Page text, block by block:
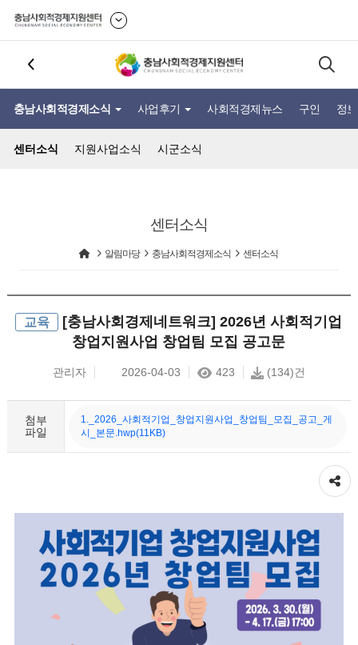
충남사회적경제소식 사업후기 사회적경제뉴스 구인 정
센터소식 지원사업소식 시군소식
센터소식
알림마당 충남사회적경제소식 센터소식
교육
[충남사회경제네트워크] 2026년 사회적기업
창업지원사업 창업팀 모집 공고문
관리자 2026-04-03 423 (134)건
첨부
파일
1._2026_사회적기업_창업지원사업_창업팀_모집_공고_게
시_본문.hwp(11KB)
공유하기